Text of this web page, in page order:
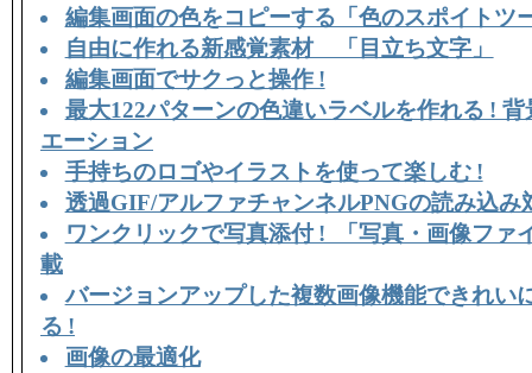
編集画面の色をコピーする「色のスポイトツ
自由に作れる新感覚素材 「目立ち文字」
編集画面でサクっと操作 !
最大122パターンの色違いラベルを作れる !
エーション
手持ちのロゴやイラストを使って楽しむ !
透過GIF/アルファチャンネルPNGの読み込み
ワンクリックで写真添付 ! 「写真・画像ファ
載
バージョンアップした複数画像機能できれい
る !
画像の最適化